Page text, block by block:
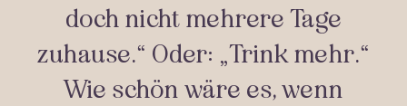
doch nicht mehrere Tage
zuhause.“ Oder: „Trink mehr.“
Wie schön wäre es, wenn